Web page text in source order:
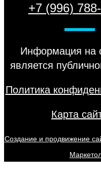
+7 (996)
Информация на
является
Политика
Карта
Создание и продвижение